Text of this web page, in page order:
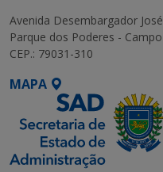
Avenida Desembargador
Parque dos Poderes -
CEP.: 79031-310
MAPA